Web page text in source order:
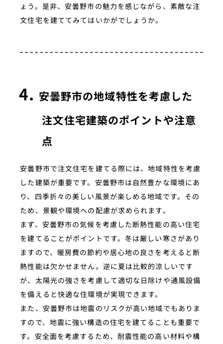
ょう。是非、安曇野市の魅力を感じながら、素敵な注
文住宅を建ててみてはいかがでしょうか。
安曇野市の地域特性を考慮した
注文住宅建築のポイントや注意
点
安曇野市で注文住宅を建てる際には、地域特性を考慮
した建築が重要です。安曇野市は自然豊かな環境にあ
り、四季折々の美しい風景が楽しめる地域です。その
ため、景観や環境への配慮が求められます。
まず、安曇野市の気候を考慮した断熱性能の高い住宅
を建てることがポイントです。冬は厳しい寒さがあり
ますので、暖房費の節約や居心地の良さを考えると断
熱性能は欠かせません。逆に夏は比較的涼しいです
が、太陽光の強さを考慮して適切な日除けや通風設備
を備えると快適な住環境が実現できます。
また、安曇野市は地震のリスクが高い地域でもありま
すので、地震に強い構造の住宅を建てることも重要で
す。安全面を考慮するため、耐震性能の高い材料や構